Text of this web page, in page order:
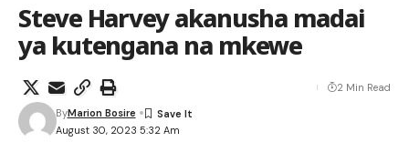
Steve Harvey akanusha madai
ya kutengana na mkewe
August 30, 2023 5:32 Am
ByMarion Bosire
2 Min Read